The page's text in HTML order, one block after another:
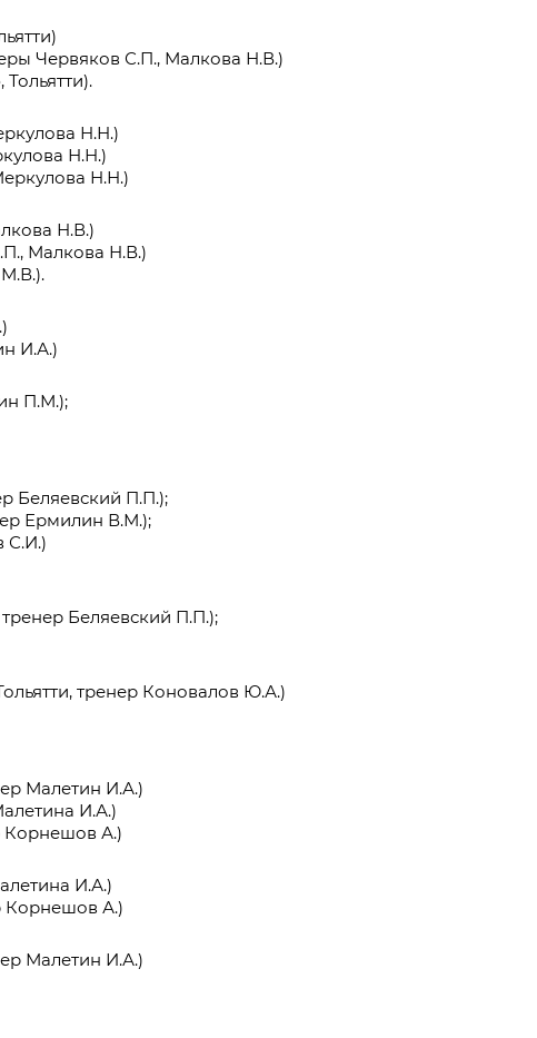
Червяков С.П., Малкова Н.В.)
Н.Н.)
Н.Н.)
Н.Н.)
Н.В.)
Малкова Н.В.)
И.А.)
П.М.);
Беляевский П.П.);
Ермилин В.М.);
С.И.)
Беляевский П.П.);
тренер Коновалов Ю.А.)
Малетин И.А.)
И.А.)
Корнешов А.)
И.А.)
Корнешов А.)
Малетин И.А.)